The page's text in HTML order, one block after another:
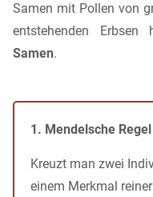
Samen mit Pollen von
entstehenden
Samen.
1. Mendelsche
Kreuzt man zwei
einem Merkmal